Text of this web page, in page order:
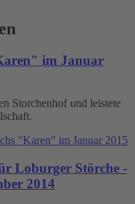
im Januar
Storchenhof und leistete
"Karen" im Januar 2015
Loburger Störche -
2014